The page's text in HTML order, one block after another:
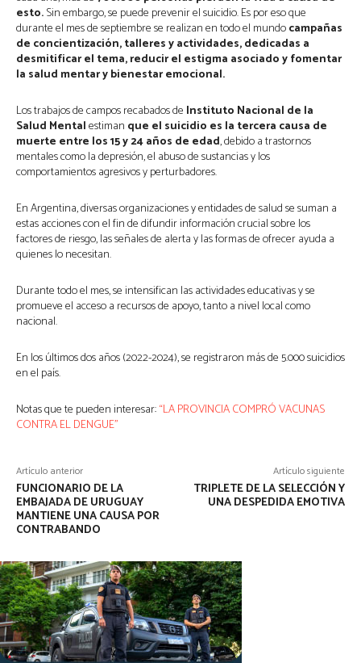
esto.Sin embargo, se puede prevenir el suicidio. Es por eso que
durante el mes de septiembre se realizan en todo el mundocampañas
de concientización, talleres y actividades, dedicadas a
desmitificar el tema, reducir el estigma asociado y fomentar
la salud mentar y bienestar emocional.
Los trabajos de campos recabados de Instituto Nacional de la
Salud Mentalestiman que el suicidio es la tercera causa de
muerte entre los 15 y 24 años de edad, debido a trastornos
mentales como la depresión, el abuso de sustancias y los
comportamientos agresivos y perturbadores.
En Argentina, diversas organizaciones y entidades de salud se suman a
estas acciones con el fin de difundir información crucial sobre los
factores de riesgo, las señales de alerta y las formas de ofrecer ayuda a
quienes lo necesitan.
Durante todo el mes, se intensifican las actividades educativas y se
promueve el acceso a recursos de apoyo, tanto a nivel local como
nacional.
En los últimos dos años (2022-2024), se registraron más de 5.000 suicidios
en el país.
Notas que te pueden interesar:“LA PROVINCIA COMPRÓ VACUNAS
CONTRA EL DENGUE”
Artículo anterior
FUNCIONARIO DE LA
EMBAJADA DE URUGUAY
MANTIENE UNA CAUSA POR
CONTRABANDO
Artículo siguiente
TRIPLETE DE LA SELECCIÓN Y
UNA DESPEDIDA EMOTIVA